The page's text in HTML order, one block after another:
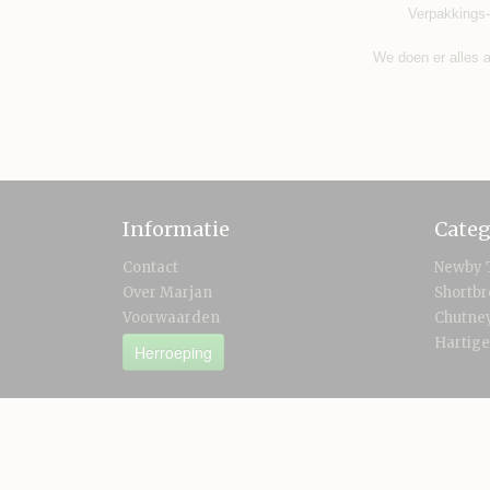
We doen er alles
Informatie
Contact
Over Marjan
Voorwaarden
Herroeping
Newby